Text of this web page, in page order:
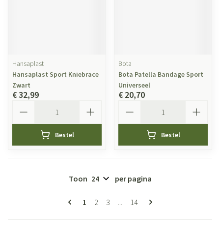
Hansaplast
Hansaplast Sport Kniebrace
Zwart
€ 32,99
Bestel
Bota
Bota Patella Bandage Sport
Universeel
€ 20,70
Bestel
Pagina's
U lees momenteel pagina
1 Pagina
2 Pagina
3 ... Pagina
14
Toon per pagina